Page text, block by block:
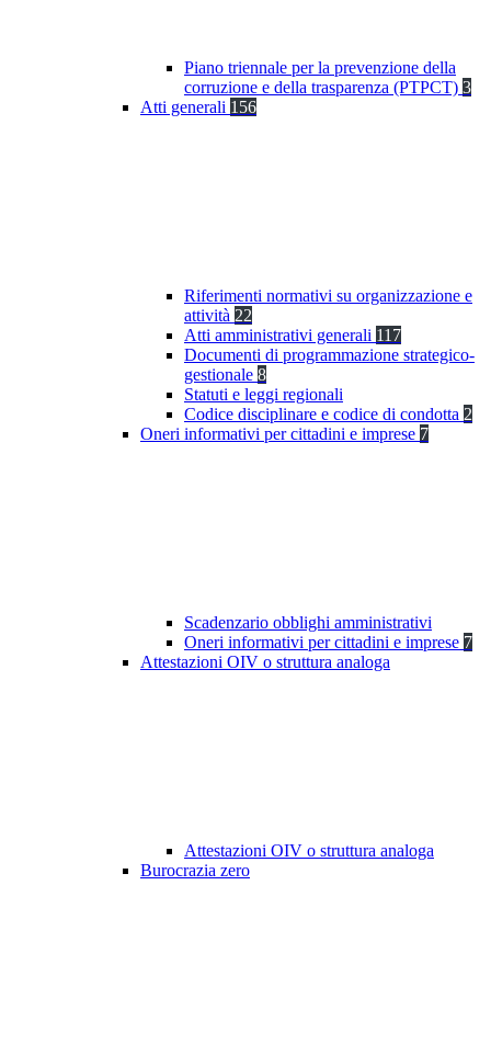
Piano triennale per la prevenzione della
corruzione e della trasparenza (PTPCT) 3
Atti generali 156
Riferimenti normativi su organizzazione e
attività 22
Atti amministrativi generali 117
Documenti di programmazione strategico-
gestionale 8
Statuti e leggi regionali
Codice disciplinare e codice di condotta 2
Oneri informativi per cittadini e imprese 7
Scadenzario obblighi amministrativi
Oneri informativi per cittadini e imprese 7
Attestazioni OIV o struttura analoga
Attestazioni OIV o struttura analoga
Burocrazia zero